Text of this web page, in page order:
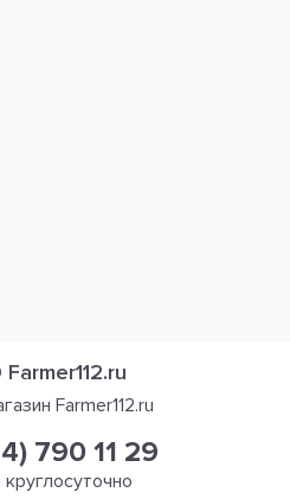
Farmer112.ru
790 11 29